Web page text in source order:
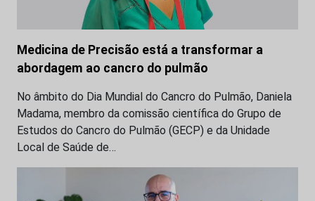
Medicina de Precisão está a transformar a
abordagem ao cancro do pulmão
No âmbito do Dia Mundial do Cancro do Pulmão, Daniela
Madama, membro da comissão científica do Grupo de
Estudos do Cancro do Pulmão (GECP) e da Unidade
Local de Saúde de…